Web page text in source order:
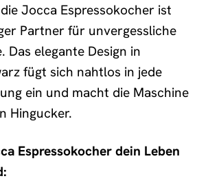
Jocca Espressokocher ist
Partner für unvergessliche
Das elegante Design in
fügt sich nahtlos in jede
ein und macht die Maschine
Hingucker.
Espressokocher dein Leben